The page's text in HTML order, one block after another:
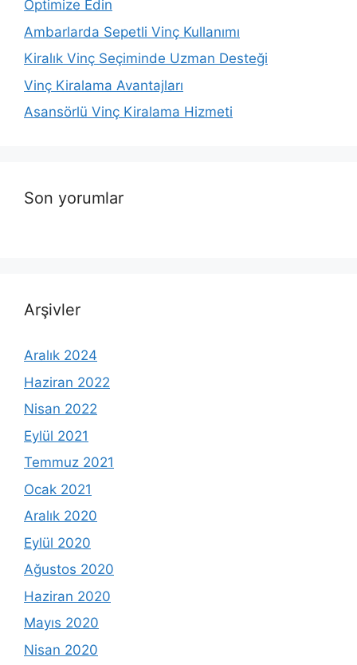
Optimize Edin
Ambarlarda Sepetli Vinç Kullanımı
Kiralık Vinç Seçiminde Uzman Desteği
Vinç Kiralama Avantajları
Asansörlü Vinç Kiralama Hizmeti
Son yorumlar
Arşivler
Aralık 2024
Haziran 2022
Nisan 2022
Eylül 2021
Temmuz 2021
Ocak 2021
Aralık 2020
Eylül 2020
Ağustos 2020
Haziran 2020
Mayıs 2020
Nisan 2020